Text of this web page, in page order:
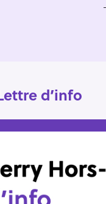
d’info